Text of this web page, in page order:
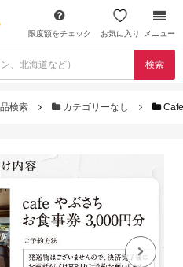
限度額をチェック お気に入り メニュー
検索
検索 カテゴリーなし